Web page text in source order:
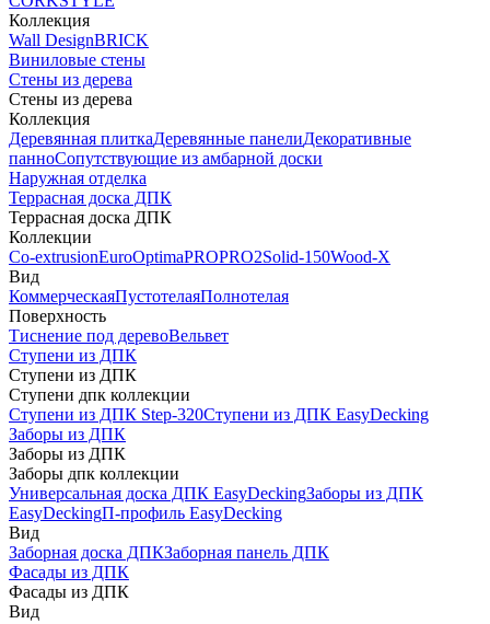
Коллекция
Wall DesignBRICK
Виниловые стены
Стены из дерева
Стены из дерева
Коллекция
Деревянная плиткаДеревянные панелиДекоративные
панноСопутствующие из амбарной доски
Наружная отделка
Террасная доска ДПК
Террасная доска ДПК
Коллекции
Co-extrusionEuroOptimaPROPRO2Solid-150Wood-X
Вид
КоммерческаяПустотелаяПолнотелая
Поверхность
Тиснение под деревоВельвет
Ступени из ДПК
Ступени из ДПК
Ступени дпк коллекции
Ступени из ДПК Step-320Ступени из ДПК EasyDecking
Заборы из ДПК
Заборы из ДПК
Заборы дпк коллекции
Универсальная доска ДПК EasyDeckingЗаборы из ДПК
EasyDeckingП-профиль EasyDecking
Вид
Заборная доска ДПКЗаборная панель ДПК
Фасады из ДПК
Фасады из ДПК
Вид